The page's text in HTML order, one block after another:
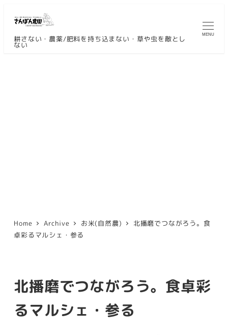
耕さない・農薬/肥料を持ち込まない・草や虫を敵とし
ない
MENU
Home Archive お米(自然農)
北播磨でつながろう。食
卓彩るマルシェ・参る
北播磨でつながろう。食卓彩
るマルシェ・参る